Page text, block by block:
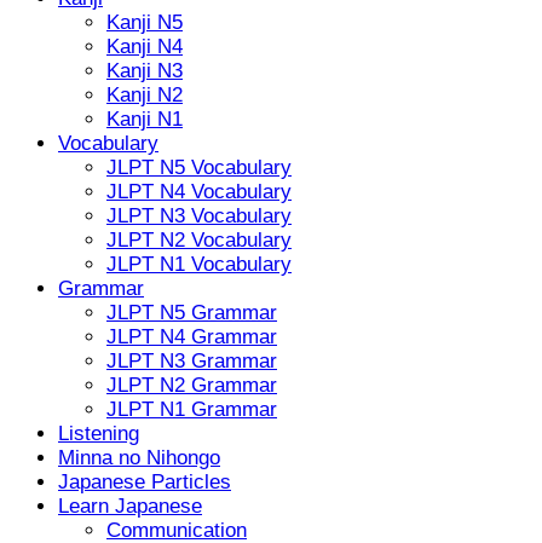
Kanji N5
Kanji N4
Kanji N3
Kanji N2
Kanji N1
Vocabulary
JLPT N5 Vocabulary
JLPT N4 Vocabulary
JLPT N3 Vocabulary
JLPT N2 Vocabulary
JLPT N1 Vocabulary
Grammar
JLPT N5 Grammar
JLPT N4 Grammar
JLPT N3 Grammar
JLPT N2 Grammar
JLPT N1 Grammar
Listening
Minna no Nihongo
Japanese Particles
Learn Japanese
Communication